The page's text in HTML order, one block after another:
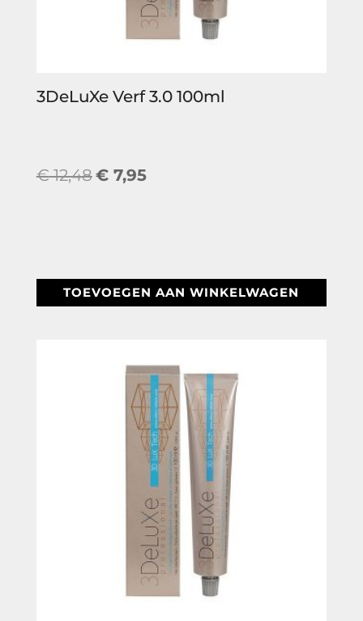
3DeLuXe Verf 3.0 100ml
€12,48Oorspronkelijke
€7,95Huidige
TOEVOEGEN AAN WINKELWAGEN